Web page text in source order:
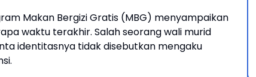
Makan Bergizi Gratis (MBG) menyampaikan
waktu terakhir. Salah seorang wali murid
identitasnya tidak disebutkan mengaku